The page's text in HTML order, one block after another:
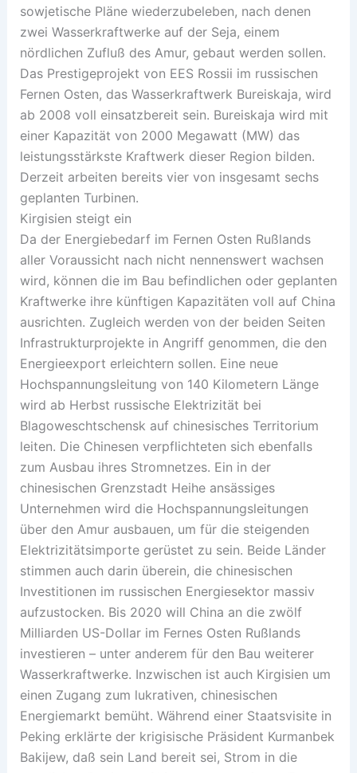
sowjetische Pläne wiederzubeleben, nach denen
zwei Wasserkraftwerke auf der Seja, einem
nördlichen Zufluß des Amur, gebaut werden sollen.
Das Prestigeprojekt von EES Rossii im russischen
Fernen Osten, das Wasserkraftwerk Bureiskaja, wird
ab 2008 voll einsatzbereit sein. Bureiskaja wird mit
einer Kapazität von 2000 Megawatt (MW) das
leistungsstärkste Kraftwerk dieser Region bilden.
Derzeit arbeiten bereits vier von insgesamt sechs
geplanten Turbinen.
Kirgisien steigt ein
Da der Energiebedarf im Fernen Osten Rußlands
aller Voraussicht nach nicht nennenswert wachsen
wird, können die im Bau befindlichen oder geplanten
Kraftwerke ihre künftigen Kapazitäten voll auf China
ausrichten. Zugleich werden von der beiden Seiten
Infrastrukturprojekte in Angriff genommen, die den
Energieexport erleichtern sollen. Eine neue
Hochspannungsleitung von 140 Kilometern Länge
wird ab Herbst russische Elektrizität bei
Blagoweschtschensk auf chinesisches Territorium
leiten. Die Chinesen verpflichteten sich ebenfalls
zum Ausbau ihres Stromnetzes. Ein in der
chinesischen Grenzstadt Heihe ansässiges
Unternehmen wird die Hochspannungsleitungen
über den Amur ausbauen, um für die steigenden
Elektrizitätsimporte gerüstet zu sein. Beide Länder
stimmen auch darin überein, die chinesischen
Investitionen im russischen Energiesektor massiv
aufzustocken. Bis 2020 will China an die zwölf
Milliarden US-Dollar im Fernes Osten Rußlands
investieren – unter anderem für den Bau weiterer
Wasserkraftwerke. Inzwischen ist auch Kirgisien um
einen Zugang zum lukrativen, chinesischen
Energiemarkt bemüht. Während einer Staatsvisite in
Peking erklärte der krigisische Präsident Kurmanbek
Bakijew, daß sein Land bereit sei, Strom in die